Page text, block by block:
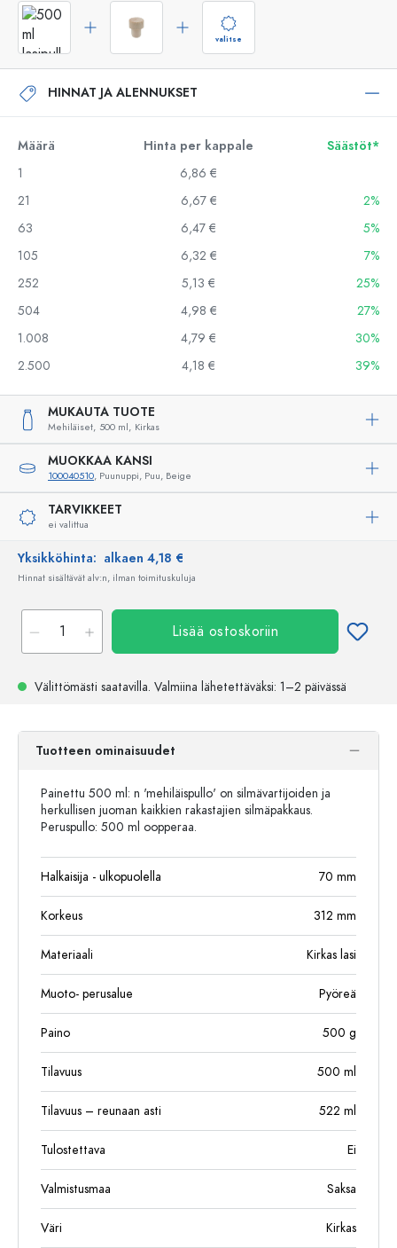
valitse
HINNAT JA ALENNUKSET
Määrä Hinta per kappale
Säästöt*
1
6,86 €
21
6,67 €
2%
63
6,47 €
5%
105
6,32 €
7%
252
5,13 €
25%
504
4,98 €
27%
1.008
4,79 €
30%
2.500
4,18 € 39%
MUKAUTA TUOTE
Mehiläiset, 500 ml, Kirkas
MUOKKAA KANSI
100040510, Puunuppi, Puu, Beige
TARVIKKEET
ei valittua
Yksikköhinta: alkaen 4,18 €
Hinnat sisältävät alv:n, ilman toimituskuluja
Lisää ostoskoriin
Välittömästi saatavilla. Valmiina lähetettäväksi: 1–2 päivässä
Tuotteen ominaisuudet
Painettu 500 ml: n 'mehiläispullo' on silmävartijoiden ja
herkullisen juoman kaikkien rakastajien silmäpakkaus.
Peruspullo: 500 ml oopperaa.
Halkaisija - ulkopuolella 70 mm
Korkeus 312 mm
Materiaali Kirkas lasi
Muoto- perusalue Pyöreä
Paino 500 g
Tilavuus 500 ml
Tilavuus – reunaan asti 522 ml
Tulostettava Ei
Valmistusmaa Saksa
Väri Kirkas